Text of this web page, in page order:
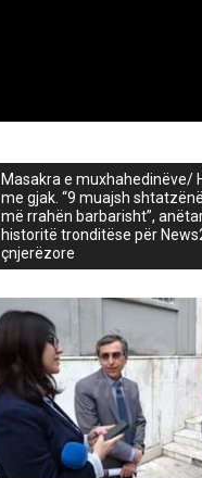
Masakra e muxhahedinëve/
me gjak. “9 muajsh
më rrahën barbarisht”,
historitë tronditëse për
çnjerëzore